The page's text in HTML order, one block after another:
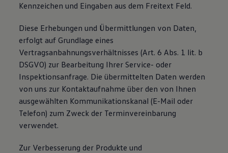
Kennzeichen und Eingaben aus dem Freitext Feld.
Diese Erhebungen und Übermittlungen von Daten,
erfolgt auf Grundlage eines
Vertragsanbahnungsverhältnisses (Art. 6 Abs. 1 lit. b
DSGVO) zur Bearbeitung Ihrer Service- oder
Inspektionsanfrage. Die übermittelten Daten werden
von uns zur Kontaktaufnahme über den von Ihnen
ausgewählten Kommunikationskanal (E-Mail oder
Telefon) zum Zweck der Terminvereinbarung
verwendet.
Zur Verbesserung der Produkte und